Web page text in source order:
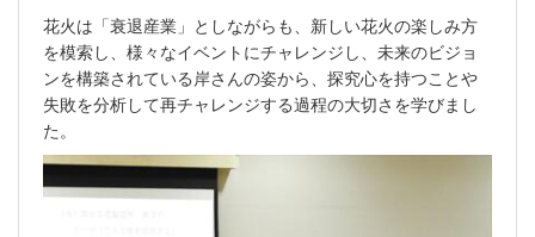
花火は「衰退産業」としながらも、新しい花火の楽しみ方
を模索し、様々なイベントにチャレンジし、未来のビジョ
ンを構築されている岸さんの姿から、探究心を持つことや
失敗を分析して再チャレンジする過程の大切さを学びまし
た。